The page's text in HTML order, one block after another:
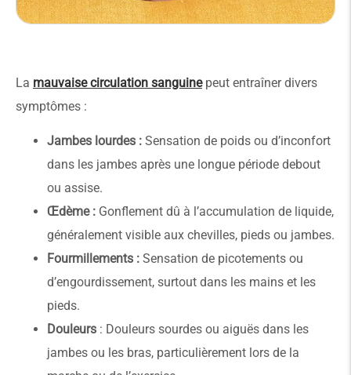
La mauvaise circulation sanguinepeut entraîner divers
symptômes :
Jambes lourdes : Sensation de poids ou d’inconfort
dans les jambes après une longue période debout
ou assise.
Œdème : Gonflement dû à l’accumulation de liquide,
généralement visible aux chevilles, pieds ou jambes.
Fourmillements : Sensation de picotements ou
d’engourdissement, surtout dans les mains et les
pieds.
Douleurs : Douleurs sourdes ou aiguës dans les
jambes ou les bras, particulièrement lors de la